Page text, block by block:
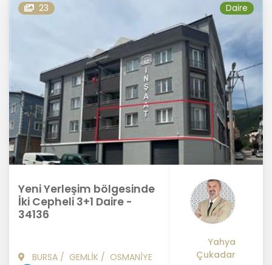
23 Daire
Yeni Yerleşim bölgesinde
İki Cepheli 3+1 Daire -
34136
BURSA / GEMLİK / OSMANİYE
Yahya
Çukadar